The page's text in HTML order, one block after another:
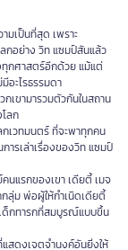
มเป็นที่สุด เพราะ
กอย่าง วิท แซมป์สันแล้ว
กศาสตร์อีกด้วย แม้แต่
อะไรธรรมดา
กเขามารวมตัวกันในสถาน
ลก
เวทมนตร์ ที่จะพาทุกคน
รเล่าเรื่องของวิท แซมป์
นแรกของเขา เดียตี้ เมจ
ลุ่ม พ่อผู้ให้กำเนิดเดียตี้
ด็กทารกที่สมบูรณ์แบบขึ้น
สดงเจตจำนงค์อันยิ่งให้